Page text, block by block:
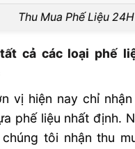
Thu Mua Phế Liệu 24H
cả các loại phế
vị hiện nay chỉ
phế liệu nhất định.
tôi nhận thu